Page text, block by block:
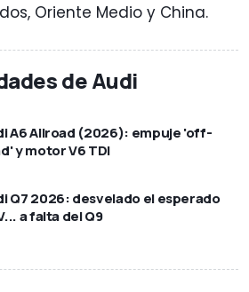
Oriente Medio y China.
de Audi
A6 Allroad (2026): empuje 'off-
y motor V6 TDI
Q7 2026: desvelado el esperado
a falta del Q9